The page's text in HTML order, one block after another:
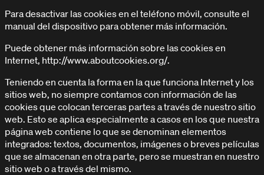
Para desactivar las cookies en el teléfono móvil, consulte el
manual del dispositivo para obtener más información.
Puede obtener más información sobre las cookies en
Internet, http://www.aboutcookies.org/.
Teniendo en cuenta la forma en la que funciona Internet y los
sitios web, no siempre contamos con información de las
cookies que colocan terceras partes a través de nuestro sitio
web. Esto se aplica especialmente a casos en los que nuestra
página web contiene lo que se denominan elementos
integrados: textos, documentos, imágenes o breves películas
que se almacenan en otra parte, pero se muestran en nuestro
sitio web o a través del mismo.